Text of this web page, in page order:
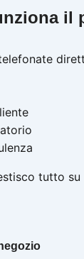
il
tutto su